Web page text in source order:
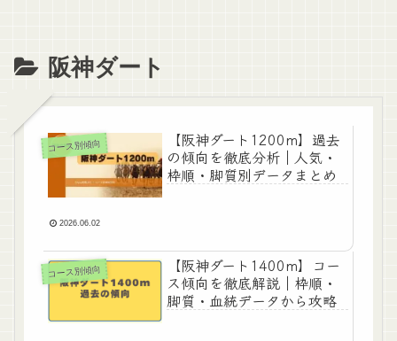
阪神ダート
コース別傾向
【阪神ダート1200m】過去
の傾向を徹底分析｜人気・
枠順・脚質別データまとめ
2026.06.02
コース別傾向
【阪神ダート1400m】コー
ス傾向を徹底解説｜枠順・
脚質・血統データから攻略